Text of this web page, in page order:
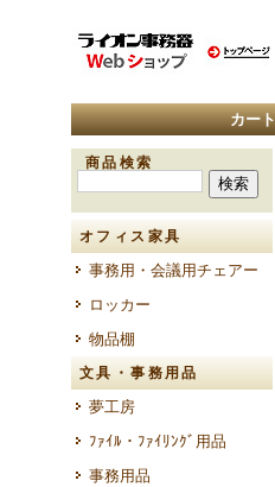
カー
商品検索
オフィス家具
事務用・会議用チェアー
ロッカー
物品棚
文具・事務用品
夢工房
ﾌｧｲﾙ・ﾌｧｲﾘﾝｸﾞ用品
事務用品